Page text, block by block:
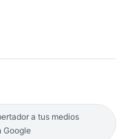
a tus medios
Google